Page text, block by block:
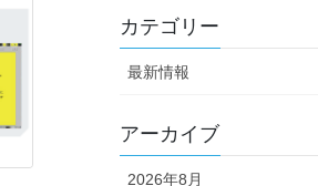
カテゴリー
最新情報
アーカイブ
2026年8月